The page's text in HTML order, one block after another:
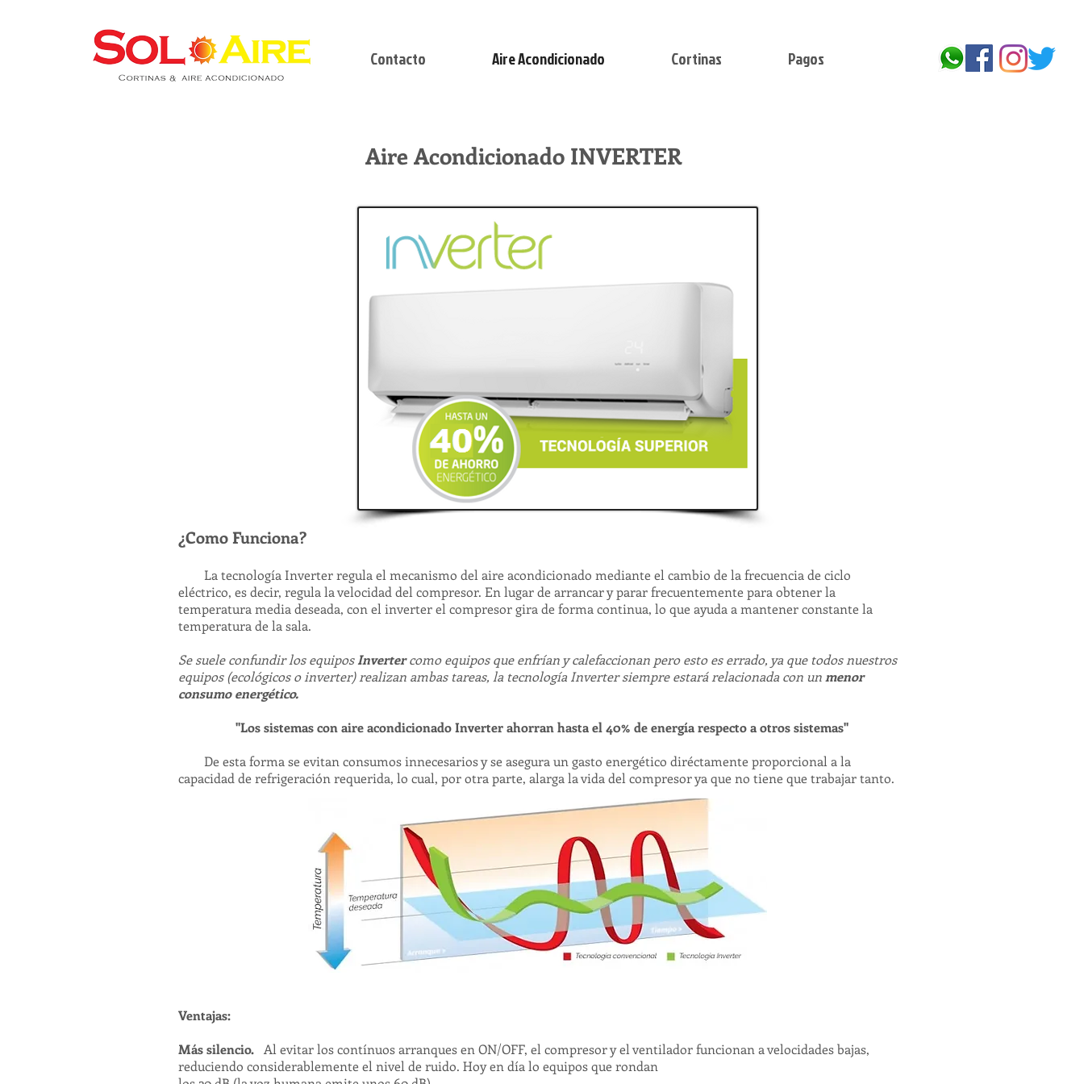
Contacto Aire Acondicionado Cortinas Pagos
Aire Acondicionado INVERTER
¿Como Funciona?
La tecnología Inverter regula el mecanismo del aire acondicionado mediante el cambio de la frecuencia de ciclo
eléctrico, es decir, regula la velocidad del compresor. En lugar de arrancar y parar frecuentemente para obtener la
temperatura media deseada, con el inverter el compresor gira de forma continua, lo que ayuda a mantener constante la
temperatura de la sala.
Se suele confundir los equiposInvertercomo equipos que enfrían y calefaccionan pero esto es errado, ya que todos nuestros
equipos (ecológicos o inverter) realizan ambas tareas, la tecnología Inverter siempre estará relacionada con un menor
consumoenergético.
"Los sistemas con aire acondicionado Inverter ahorran hasta el 40% de energía respecto a otros sistemas"
De esta forma se evitan consumos innecesarios y se asegura un gasto energético diréctamente proporcional a la
capacidad de refrigeración requerida, lo cual, por otra parte, alarga la vida del compresor ya que no tiene que trabajar tanto.
Ventajas:
Más silencio. Al evitar los contínuos arranques en ON/OFF, el compresory el ventilador funcionan a velocidades bajas,
reduciendo considerablemente el nivel de ruido. Hoy en día lo equipos que rondan